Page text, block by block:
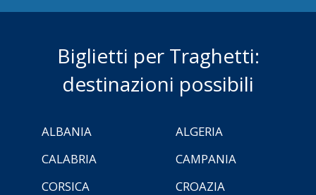
Biglietti per Traghetti:
destinazioni possibili
ALBANIA
ALGERIA
CALABRIA
CAMPANIA
CORSICA
CROAZIA